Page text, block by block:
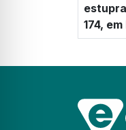
174,